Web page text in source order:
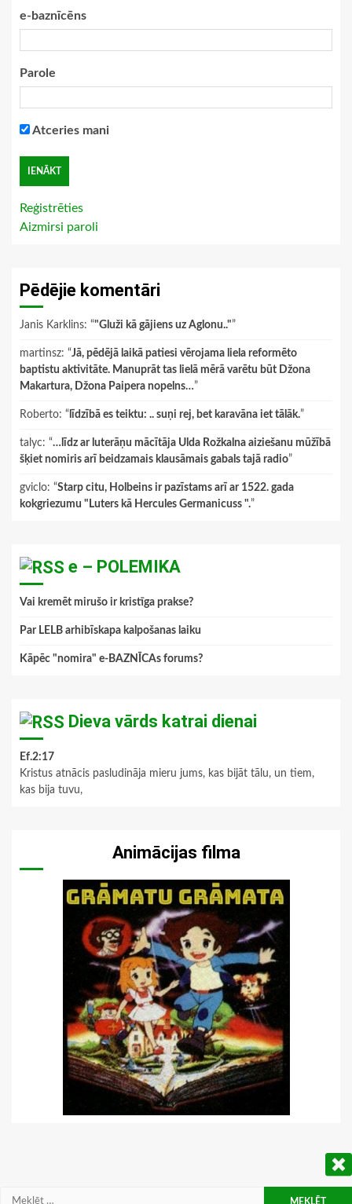
e-baznīcēns
Parole
Atceries mani
Reģistrēties
Aizmirsi paroli
Pēdējie komentāri
Janis Karklins: “"Gluži kā gājiens uz Aglonu.."”
martinsz: “Jā, pēdējā laikā patiesi vērojama liela reformēto
baptistu aktivitāte. Manuprāt tas lielā mērā varētu būt Džona
Makartura, Džona Paipera nopelns…”
Roberto: “ līdzībā es teiktu: .. suņi rej, bet karavāna iet tālāk.”
talyc: “…līdz ar luterāņu mācītāja Ulda Rožkalna aiziešanu mūžībā
šķiet nomiris arī beidzamais klausāmais gabals tajā radio”
gviclo: “Starp citu, Holbeins ir pazīstams arī ar 1522. gada
kokgriezumu "Luters kā Hercules Germanicuss ".”
e – POLEMIKA
Vai kremēt mirušo ir kristīga prakse?
Par LELB arhibīskapa kalpošanas laiku
Kāpēc "nomira" e-BAZNĪCAs forums?
Dieva vārds katrai dienai
Ef.2:17
Kristus atnācis pasludināja mieru jums, kas bijāt tālu, un tiem,
kas bija tuvu,
Animācijas filma
Meklēt: